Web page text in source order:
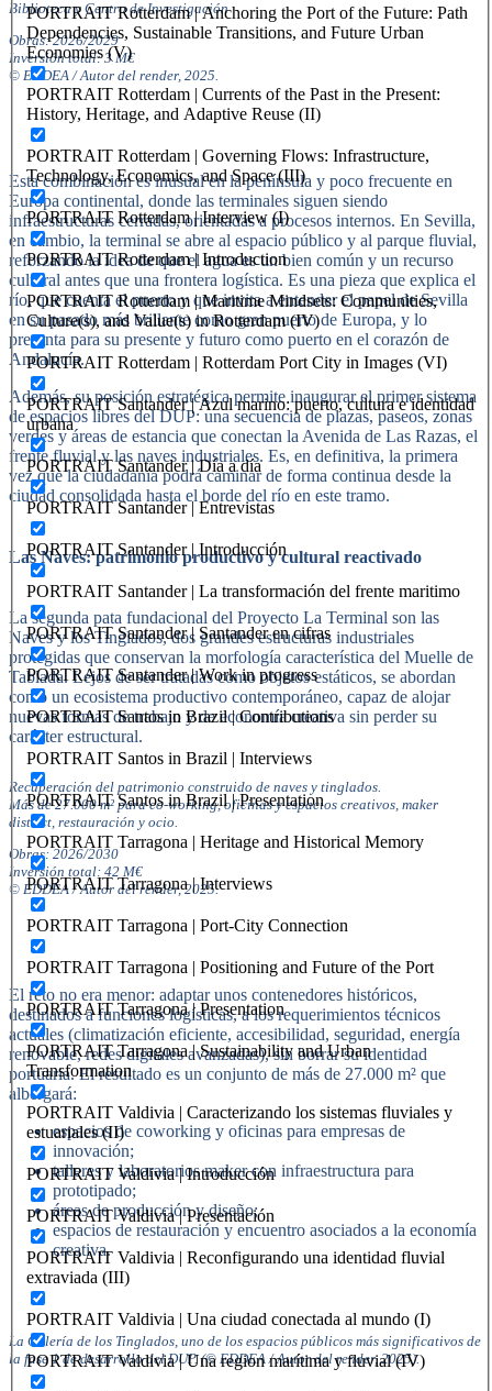
PORTRAIT Rotterdam | Anchoring the Port of the Future: Path
Dependencies, Sustainable Transitions, and Future Urban
Economies (V)
PORTRAIT Rotterdam | Currents of the Past in the Present:
History, Heritage, and Adaptive Reuse (II)
PORTRAIT Rotterdam | Governing Flows: Infrastructure,
Technology, Economics, and Space (III)
PORTRAIT Rotterdam | Interview (I)
PORTRAIT Rotterdam | Introduction
PORTRAIT Rotterdam | Maritime Mindsets: Communities,
Culture(s), and Value(s) in Rotterdam (IV)
PORTRAIT Rotterdam | Rotterdam Port City in Images (VI)
PORTRAIT Santander | Azul marino: puerto, cultura e identidad
urbana
PORTRAIT Santander | Día a día
PORTRAIT Santander | Entrevistas
PORTRAIT Santander | Introducción
PORTRAIT Santander | La transformación del frente maritimo
PORTRAIT Santander | Santander en cifras
PORTRAIT Santander | Work in progress
PORTRAIT Santos in Brazil | Contributions
PORTRAIT Santos in Brazil | Interviews
PORTRAIT Santos in Brazil | Presentation
PORTRAIT Tarragona | Heritage and Historical Memory
PORTRAIT Tarragona | Interviews
PORTRAIT Tarragona | Port-City Connection
PORTRAIT Tarragona | Positioning and Future of the Port
PORTRAIT Tarragona | Presentation
PORTRAIT Tarragona | Sustainability and Urban
Transformation
PORTRAIT Valdivia | Caracterizando los sistemas fluviales y
estuariales (II)
PORTRAIT Valdivia | Introducción
PORTRAIT Valdivia | Presentación
PORTRAIT Valdivia | Reconfigurando una identidad fluvial
extraviada (III)
PORTRAIT Valdivia | Una ciudad conectada al mundo (I)
PORTRAIT Valdivia | Una region marítima y fluvial (IV)
Biblioteca y Centro de Investigación
Obras: 2026/2029
Inversión total: 3 M€
© EDDEA / Autor del render, 2025.
Esta combinación es inusual en la península y poco frecuente en
Europa continental, donde las terminales siguen siendo
infraestructuras cerradas, orientadas a procesos internos. En Sevilla,
en cambio, la terminal se abre al espacio público y al parque fluvial,
reforzando la idea de que el agua es un bien común y un recurso
cultural antes que una frontera logística. Es una pieza que explica el
río, que cuenta el puerto y que invita a entender el papel de Sevilla
en su pasado más brillante como gran puerto de Europa, y lo
presenta para su presente y futuro como puerto en el corazón de
Andalucía.
Además, su posición estratégica permite inaugurar el primer sistema
de espacios libres del DUP: una secuencia de plazas, paseos, zonas
verdes y áreas de estancia que conectan la Avenida de Las Razas, el
frente fluvial y las naves industriales. Es, en definitiva, la primera
vez que la ciudadanía podrá caminar de forma continua desde la
ciudad consolidada hasta el borde del río en este tramo.
Las Naves: patrimonio productivo y cultural reactivado
La segunda pata fundacional del Proyecto La Terminal son las
Naves y los Tinglados, dos grandes estructuras industriales
protegidas que conservan la morfología característica del Muelle de
Tablada. Lejos de ser tratadas como objetos estáticos, se abordan
como un ecosistema productivo contemporáneo, capaz de alojar
nuevas formas de trabajo y de economía creativa sin perder su
carácter estructural.
Recuperación del patrimonio construido de naves y tinglados.
Más de 27.000 m² para co-working, oficinas y espacios creativos, maker
district, restauración y ocio.
Obras: 2026/2030
Inversión total: 42 M€
© EDDEA / Autor del render, 2025.
El reto no era menor: adaptar unos contenedores históricos,
destinados a funciones logísticas, a los requerimientos técnicos
actuales (climatización eficiente, accesibilidad, seguridad, energía
renovable, redes digitales avanzadas), sin borrar su identidad
portuaria. El resultado es un conjunto de más de 27.000 m² que
albergará:
espacios de coworking y oficinas para empresas de
innovación;
talleres y laboratorios maker con infraestructura para
prototipado;
áreas de producción y diseño;
espacios de restauración y encuentro asociados a la economía
creativa.
La Galería de los Tinglados, uno de los espacios públicos más significativos de
la fase 1 de desarrollo del DUP. (© EDDEA / Autor del render, 2025).